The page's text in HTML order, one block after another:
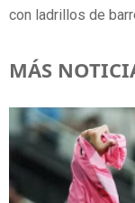
con ladrillos de
MÁS